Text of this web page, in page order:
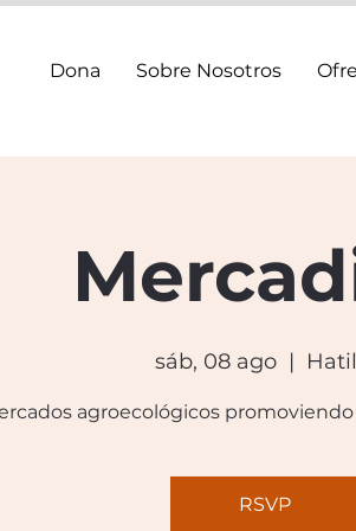
Dona Sobre Nosotros
sáb, 08 ago
  |
agroecológicos
RSVP